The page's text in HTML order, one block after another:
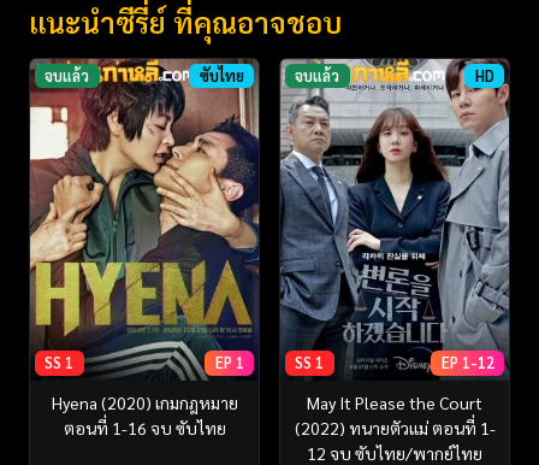
แนะนำซีรี่ย์ ที่คุณอาจชอบ
จบแล้ว ซับไทย
SS 1 EP 1
Hyena (2020) เกมกฎหมาย
ตอนที่ 1-16 จบ ซับไทย
จบแล้ว HD
SS 1 EP 1-12
May It Please the Court
(2022) ทนายตัวแม่ ตอนที่ 1-
12 จบ ซับไทย/พากย์ไทย